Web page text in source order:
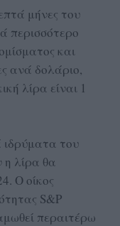
μήνες του
περισσότερο
και
ανά δολάριο,
λίρα είναι 1
του
η λίρα θα
Ο οίκος
S&P
περαιτέρω